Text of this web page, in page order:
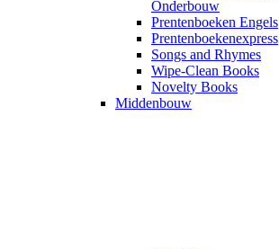
Onderbouw
Prentenboeken Engels
Prentenboekenexpress
Songs and Rhymes
Wipe-Clean Books
Novelty Books
Middenbouw